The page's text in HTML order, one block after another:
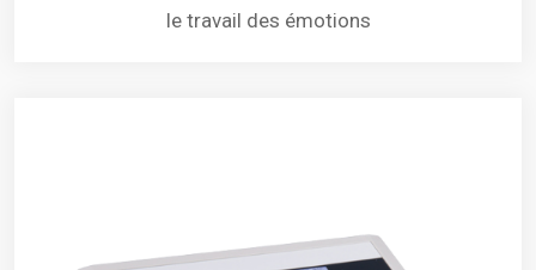
le travail des émotions